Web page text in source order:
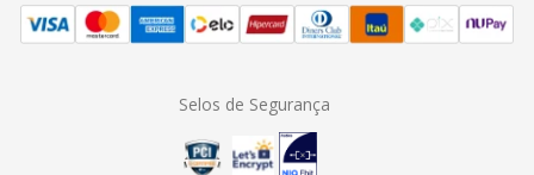
Selos de Segurança